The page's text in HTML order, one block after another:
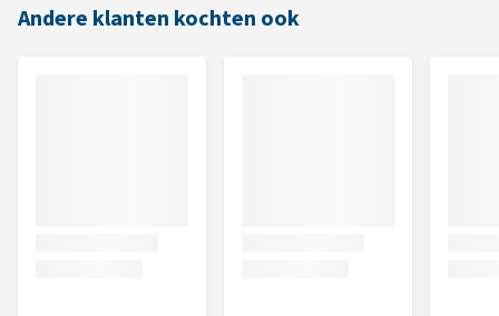
Andere klanten kochten ook